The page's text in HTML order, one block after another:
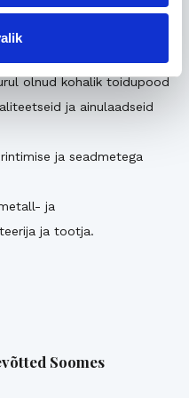
mis pakub täis- ja
Skandinaavia ning
olnud kohalik toidupood
ja ainulaadseid
ja seadmetega
ja
ja tootja.
Soomes